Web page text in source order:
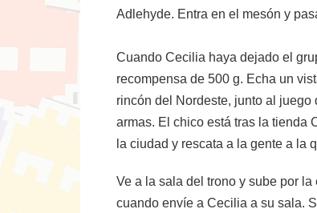
Adlehyde. Entra en el mesón y
Cuando Cecilia haya dejado el
recompensa de 500 g. Echa un
rincón del Nordeste, junto al
armas. El chico está tras la tienda
la ciudad y rescata a la gente a la
Ve a la sala del trono y sube por
cuando envíe a Cecilia a su sala.